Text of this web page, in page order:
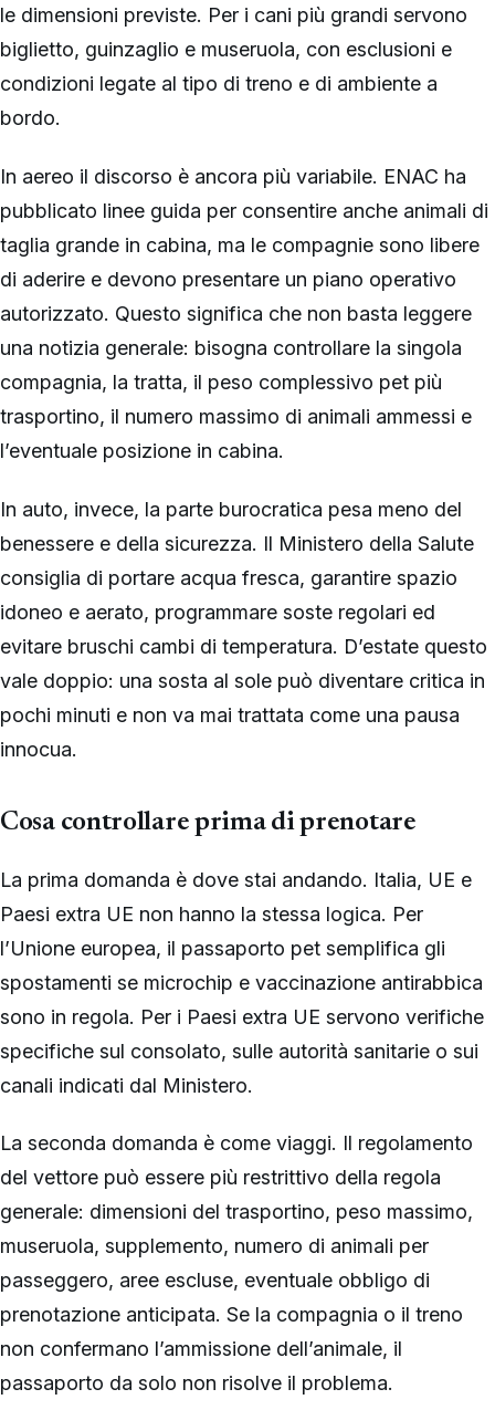
le dimensioni previste. Per i cani più grandi servono
biglietto, guinzaglio e museruola, con esclusioni e
condizioni legate al tipo di treno e di ambiente a
bordo.
In aereo il discorso è ancora più variabile. ENAC ha
pubblicato linee guida per consentire anche animali di
taglia grande in cabina, ma le compagnie sono libere
di aderire e devono presentare un piano operativo
autorizzato. Questo significa che non basta leggere
una notizia generale: bisogna controllare la singola
compagnia, la tratta, il peso complessivo pet più
trasportino, il numero massimo di animali ammessi e
l’eventuale posizione in cabina.
In auto, invece, la parte burocratica pesa meno del
benessere e della sicurezza. Il Ministero della Salute
consiglia di portare acqua fresca, garantire spazio
idoneo e aerato, programmare soste regolari ed
evitare bruschi cambi di temperatura. D’estate questo
vale doppio: una sosta al sole può diventare critica in
pochi minuti e non va mai trattata come una pausa
innocua.
Cosa controllare prima di prenotare
La prima domanda è dove stai andando. Italia, UE e
Paesi extra UE non hanno la stessa logica. Per
l’Unione europea, il passaporto pet semplifica gli
spostamenti se microchip e vaccinazione antirabbica
sono in regola. Per i Paesi extra UE servono verifiche
specifiche sul consolato, sulle autorità sanitarie o sui
canali indicati dal Ministero.
La seconda domanda è come viaggi. Il regolamento
del vettore può essere più restrittivo della regola
generale: dimensioni del trasportino, peso massimo,
museruola, supplemento, numero di animali per
passeggero, aree escluse, eventuale obbligo di
prenotazione anticipata. Se la compagnia o il treno
non confermano l’ammissione dell’animale, il
passaporto da solo non risolve il problema.